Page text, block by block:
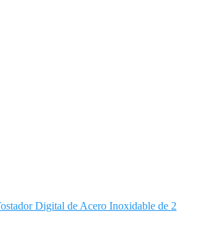
Digital de Acero Inoxidable de 2